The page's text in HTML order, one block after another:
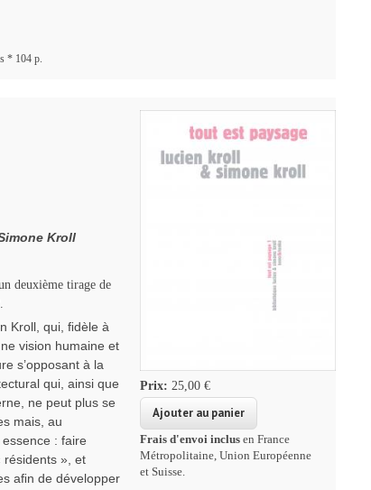
* 104 p.
Kroll
deuxième tirage de
Kroll, qui, ﬁdèle à
vision humaine et
s’opposant à la
qui, ainsi que
ne peut plus se
mais, au
: faire
résidents », et
aﬁn de développer
Prix: 25,00 €
Frais d'envoi inclus en France
Métropolitaine, Union Européenne
et Suisse.